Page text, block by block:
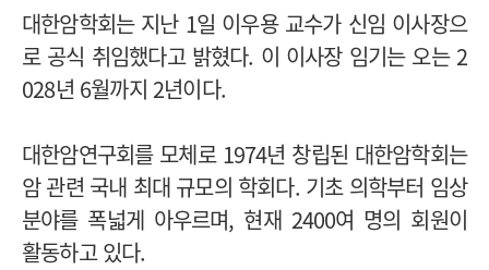
대한암학회는 지난 1일 이우용 교수가 신임 이사장으
로 공식 취임했다고 밝혔다. 이 이사장 임기는 오는 2
028년 6월까지 2년이다.
대한암연구회를 모체로 1974년 창립된 대한암학회는
암 관련 국내 최대 규모의 학회다. 기초 의학부터 임상
분야를 폭넓게 아우르며, 현재 2400여 명의 회원이
활동하고 있다.